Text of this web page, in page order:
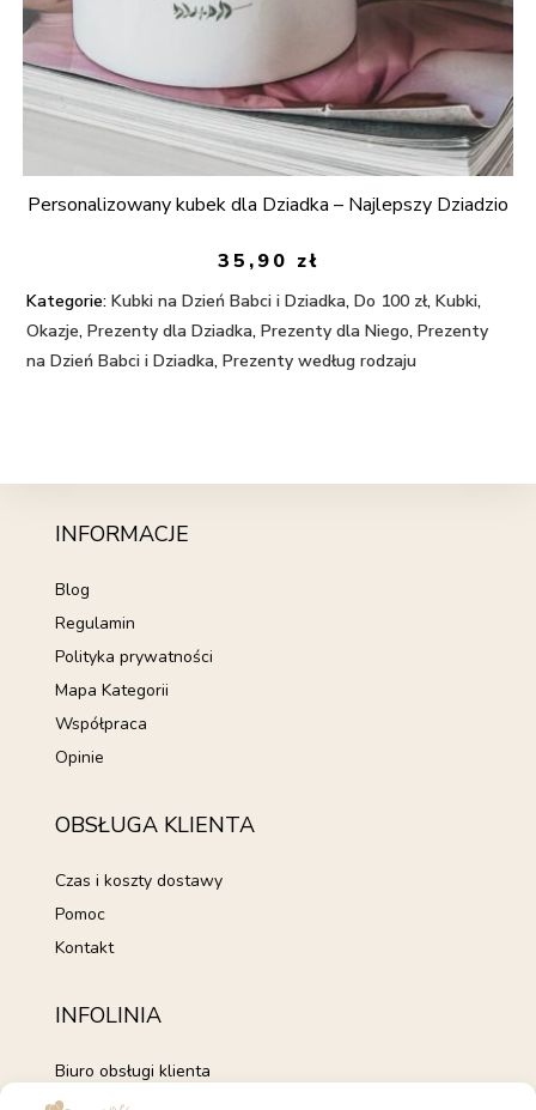
Personalizowany kubek dla Dziadka – Najlepszy Dziadzio
35,90 zł
Kategorie: Kubki na Dzień Babci i Dziadka,Do 100 zł,Kubki,
Okazje,Prezenty dla Dziadka,Prezenty dla Niego,Prezenty
na Dzień Babci i Dziadka,Prezenty według rodzaju
INFORMACJE
Blog
Regulamin
Polityka prywatności
Mapa Kategorii
Współpraca
Opinie
OBSŁUGA KLIENTA
Czas i koszty dostawy
Pomoc
Kontakt
INFOLINIA
Biuro obsługi klienta
+48 735 843 843